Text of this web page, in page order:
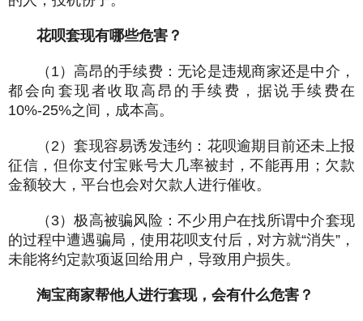
花呗套现有哪些危害？
（1）高昂的手续费：无论是违规商家还是中介，
都会向套现者收取高昂的手续费，据说手续费在
10%-25%之间，成本高。
（2）套现容易诱发违约：花呗逾期目前还未上报
征信，但你支付宝账号大几率被封，不能再用；欠款
金额较大，平台也会对欠款人进行催收。
（3）极高被骗风险：不少用户在找所谓中介套现
的过程中遭遇骗局，使用花呗支付后，对方就“消失”，
未能将约定款项返回给用户，导致用户损失。
淘宝商家帮他人进行套现，会有什么危害？